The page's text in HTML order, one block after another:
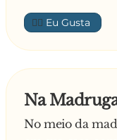
horas que abre o
— As oito horas
desligou. - Mas
Dez minutos
👍🏼
Na
No meio da